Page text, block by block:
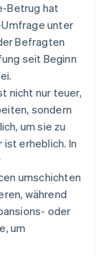
Betrug hat
unter
Befragten
seit Beginn
nicht nur teuer,
sondern
um sie zu
erheblich. In
umschichten
während
oder
um